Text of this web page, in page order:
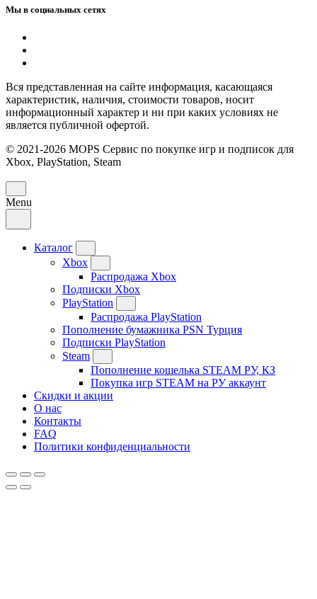
Мы в социальных сетях
Вся представленная на сайте информация, касающаяся
характеристик, наличия, стоимости товаров, носит
информационный характер и ни при каких условиях не
является публичной офертой.
© 2021-2026 MOPS Сервис по покупке игр и подписок для
Xbox, PlayStation, Steam
Menu
Каталог
Xbox
Распродажа Xbox
Подписки Xbox
PlayStation
Распродажа PlayStation
Пополнение бумажника PSN Турция
Подписки PlayStation
Steam
Пополнение кошелька STEAM РУ, КЗ
Покупка игр STEAM на РУ аккаунт
Скидки и акции
О нас
Контакты
FAQ
Политики конфиденциальности